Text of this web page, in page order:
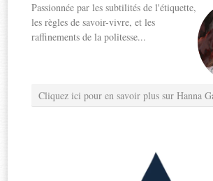
Passionnée par les subtilités de l'étiquette,
les règles de savoir-vivre, et les
raffinements de la politesse...
Cliquez ici pour en savoir plus sur Hanna